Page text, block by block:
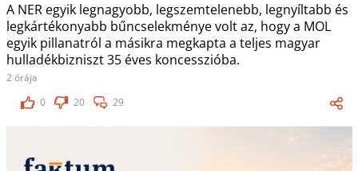
A NER egyik legnagyobb, legszemtelenebb, legnyíltabb és
legkártékonyabb bűncselekménye volt az, hogy a MOL
egyik pillanatról a másikra megkapta a teljes magyar
hulladékbizniszt 35 éves koncesszióba.
2 órája
0
20 29